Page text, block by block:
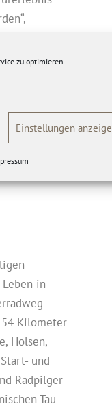
zu optimieren.
Einstellungen
Dort, vor
Eröffnung.
in
Kilometer
Holsen,
und
Radpilger
Tau-